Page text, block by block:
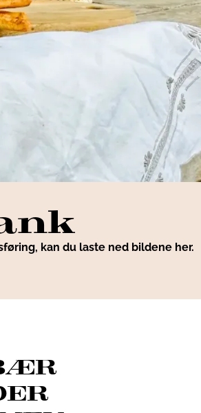
kan du laste ned bildene her.